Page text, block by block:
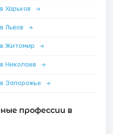
Харьков →
Львов →
Житомир →
Николаев →
Запорожье →
профессии в